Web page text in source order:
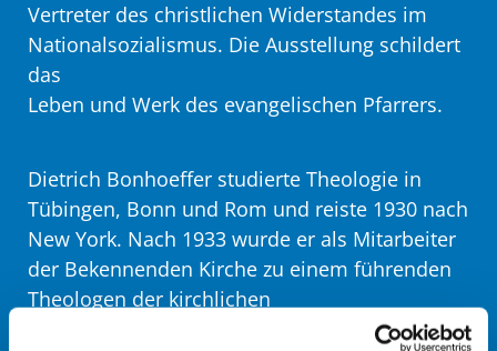
Vertreter des christlichen Widerstandes im
Nationalsozialismus. Die Ausstellung schildert
das
Leben und Werk des evangelischen Pfarrers.
Dietrich Bonhoeffer studierte Theologie in
Tübingen, Bonn und Rom und reiste 1930 nach
New York. Nach 1933 wurde er als Mitarbeiter
der Bekennenden Kirche zu einem führenden
Theologen der kirchlichen